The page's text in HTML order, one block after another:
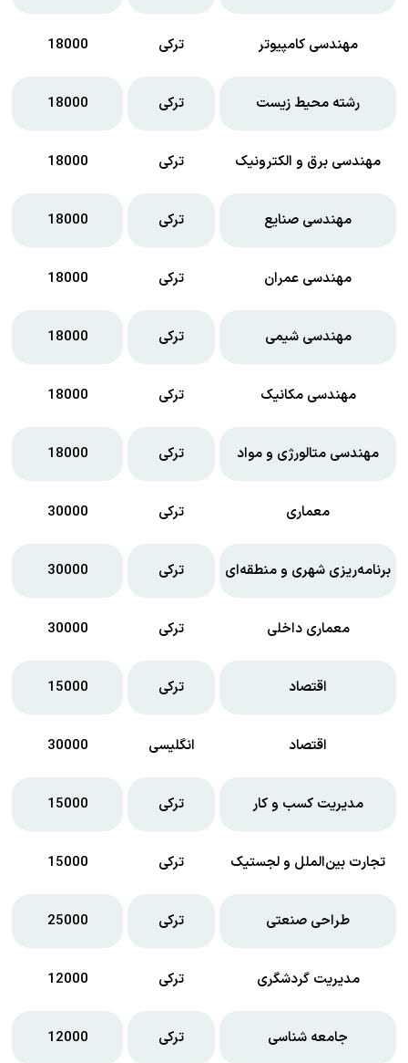
مهندسی کامپیوتر ترکی 18000
رشته محیط زیست ترکی 18000
مهندسی برق و الکترونیک ترکی 18000
مهندسی صنایع ترکی 18000
مهندسی عمران ترکی 18000
مهندسی شیمی ترکی 18000
مهندسی مکانیک ترکی 18000
مهندسی متالورژی و مواد ترکی 18000
معماری ترکی 30000
برنامه‌ریزی شهری و منطقه‌ای ترکی 30000
معماری داخلی ترکی 30000
اقتصاد ترکی 15000
اقتصاد انگلیسی 30000
مدیریت کسب و کار ترکی 15000
تجارت بین‌الملل و لجستیک ترکی 15000
طراحی صنعتی ترکی 25000
مدیریت گردشگری ترکی 12000
جامعه شناسی ترکی 12000